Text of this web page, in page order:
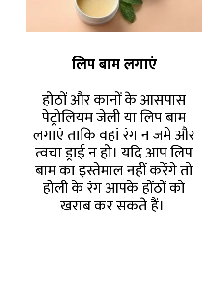
लिप बाम लगाएं
होठों और कानों के आसपास
पेट्रोलियम जेली या लिप बाम
लगाएं ताकि वहां रंग न जमे और
त्वचा ड्राई न हो। यदि आप लिप
बाम का इस्तेमाल नहीं करेंगे तो
होली के रंग आपके होंठों को
खराब कर सकते हैं।